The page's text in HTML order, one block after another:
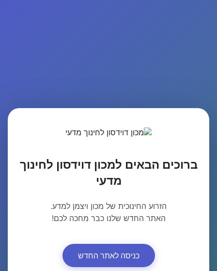
ברוכים הבאים למכון דוידסון לחינוך
מדעי
הזרוע החינוכית של מכון ויצמן למדע.
האתר החדש שלנו כבר מחכה לכם!
כניסה לאתר החדש